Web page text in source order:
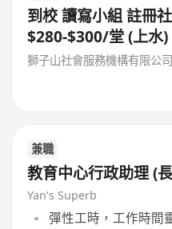
到校 讀寫小組 註冊
$280-$300/堂 (上水)
獅子山社會服務機構有限公司
兼職
教育中心行政助理 (
Yan’s Superb
彈性工時，工作時間